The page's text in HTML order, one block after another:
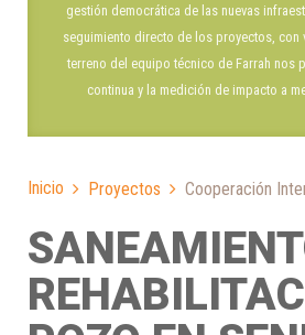
gestión democrática de las nuevas
seguimiento directo de los proyectos, con
terreno del equipo técnico de Farrah nos
continua y la medición de impacto a
Inicio Proyectos Cooperación